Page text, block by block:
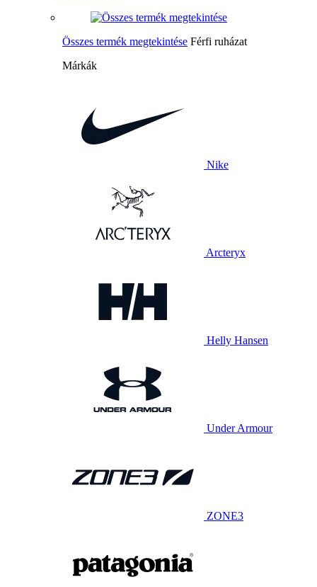
Összes termék megtekintése Férfi ruházat
Márkák
Nike
Arcteryx
Helly Hansen
Under Armour
ZONE3